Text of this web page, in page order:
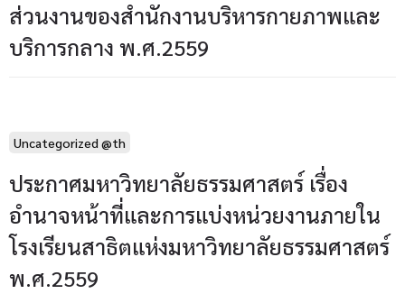
ส่วนงานของสำนักงานบริหารกายภาพและ
บริการกลาง พ.ศ.2559
Uncategorized @th
ประกาศมหาวิทยาลัยธรรมศาสตร์ เรื่อง
อำนาจหน้าที่และการแบ่งหน่วยงานภายใน
โรงเรียนสาธิตแห่งมหาวิทยาลัยธรรมศาสตร์
พ.ศ.2559